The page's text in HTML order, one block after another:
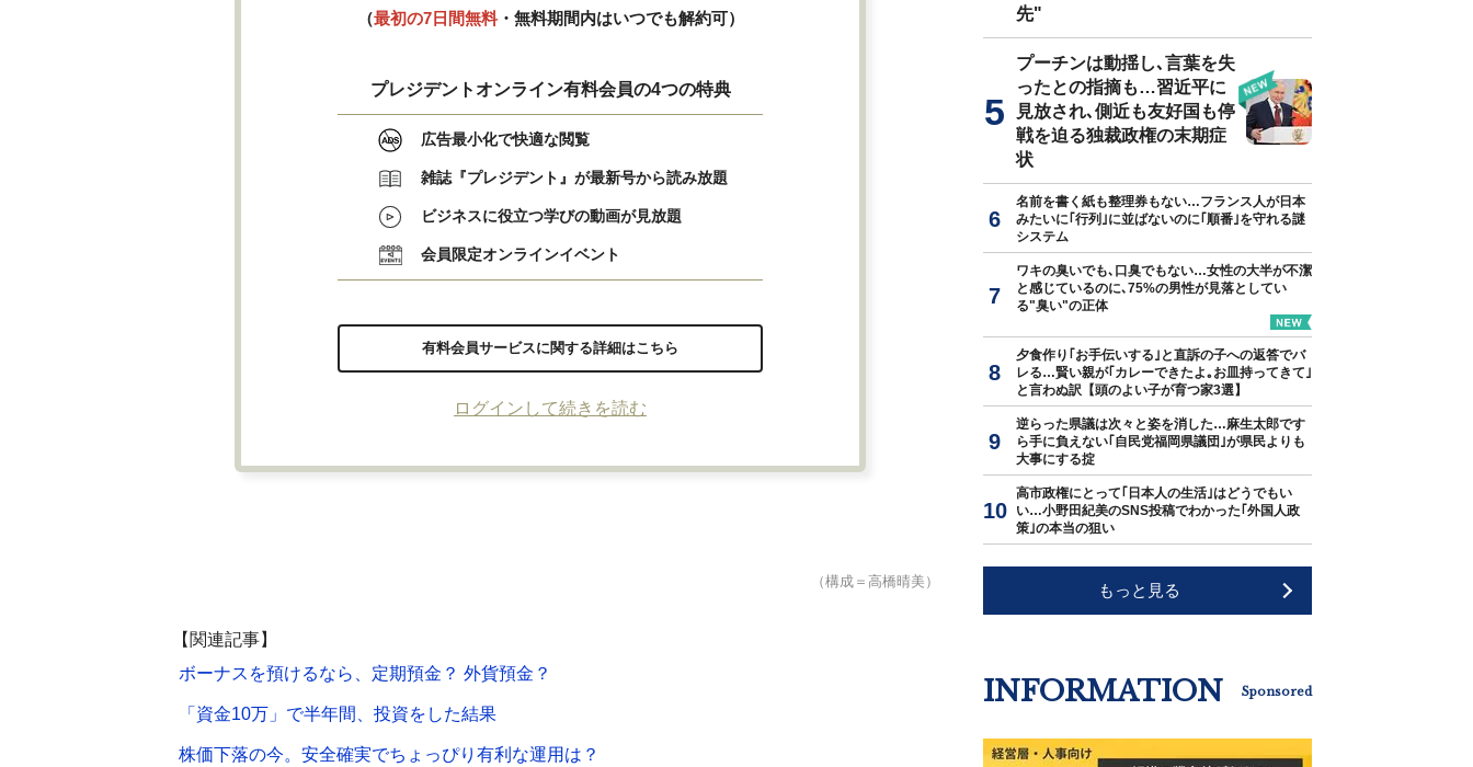
（最初の7日間無料・無料期間内はいつでも解約可）
プレジデントオンライン有料会員の4つの特典
広告最小化で快適な閲覧
雑誌『プレジデント』が最新号から読み放題
ビジネスに役立つ学びの動画が見放題
会員限定オンラインイベント
有料会員サービスに関する詳細はこちら
ログインして続きを読む
（構成＝高橋晴美）
【関連記事】
ボーナスを預けるなら、定期預金？ 外貨預金？
「資金10万」で半年間、投資をした結果
株価下落の今。安全確実でちょっぴり有利な運用は？
先"
プーチンは動揺し､言葉を失
ったとの指摘も…習近平に
見放され､側近も友好国も停
戦を迫る独裁政権の末期症
状
名前を書く紙も整理券もない…フランス人が日本
みたいに｢行列｣に並ばないのに｢順番｣を守れる謎
システム
ワキの臭いでも､口臭でもない…女性の大半が不潔
と感じているのに､75%の男性が見落としてい
る"臭い"の正体
夕食作り｢お手伝いする｣と直訴の子への返答でバ
レる…賢い親が｢カレーできたよ｡お皿持ってきて｣
と言わぬ訳【頭のよい子が育つ家3選】
逆らった県議は次々と姿を消した…麻生太郎です
ら手に負えない｢自民党福岡県議団｣が県民よりも
大事にする掟
高市政権にとって｢日本人の生活｣はどうでもい
い…小野田紀美のSNS投稿でわかった｢外国人政
策｣の本当の狙い
もっと見る
INFORMATION Sponsored